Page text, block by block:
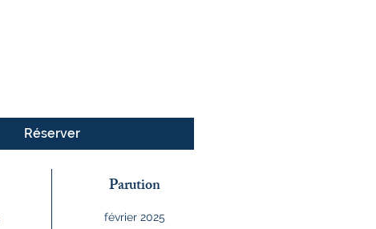
Réserver
Parution
février 2025